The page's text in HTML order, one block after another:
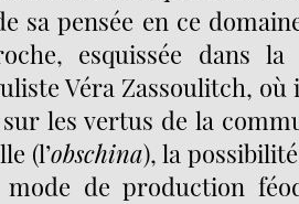
sa pensée en ce
esquissée dans la
Véra Zassoulitch,
sur les vertus de la
(l’obschina), la
de production